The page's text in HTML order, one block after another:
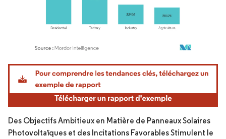
Image © Mordor Intelligence. La réutilisation nécessite une attribution sous CC BY
Des Objectifs Ambitieux en Matière de Panneaux Solaires
Photovoltaïques et des Incitations Favorables Stimulent le